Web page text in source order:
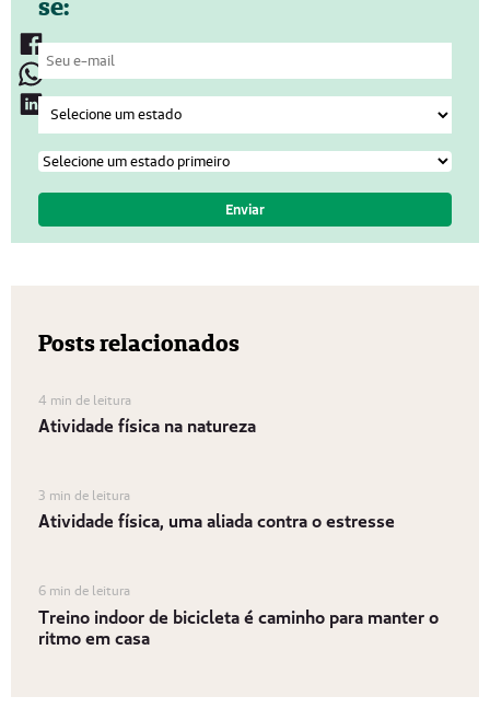
Posts relacionados
4 min de leitura
Atividade física na natureza
3 min de leitura
Atividade física, uma aliada contra o estresse
6 min de leitura
Treino indoor de bicicleta é caminho para manter o
ritmo em casa